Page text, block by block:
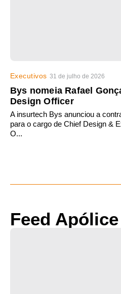
Executivos 31 de julho de 2026
Bys nomeia Rafael
Design Officer
A insurtech Bys anunciou a
para o cargo de Chief Design &
O...
Feed Apólice